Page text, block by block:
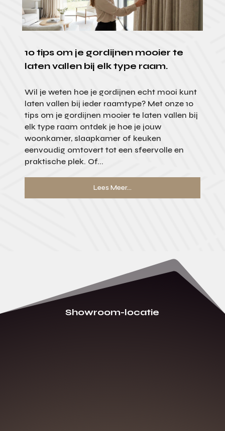
10 tips om je gordijnen mooier te
laten vallen bij elk type raam.
Wil je weten hoe je gordijnen echt mooi kunt
laten vallen bij ieder raamtype? Met onze 10
tips om je gordijnen mooier te laten vallen bij
elk type raam ontdek je hoe je jouw
woonkamer, slaapkamer of keuken
eenvoudig omtovert tot een sfeervolle en
praktische plek. Of...
Lees Meer...
Showroom-locatie